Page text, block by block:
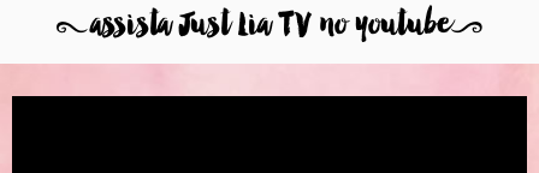
8assista Just Lia TV no youtube9